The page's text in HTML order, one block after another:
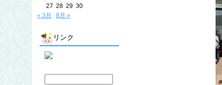
27 28 29 30
« 3月
8月 »
リンク